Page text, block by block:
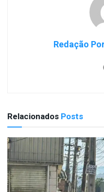
Redação
Relacionados Posts